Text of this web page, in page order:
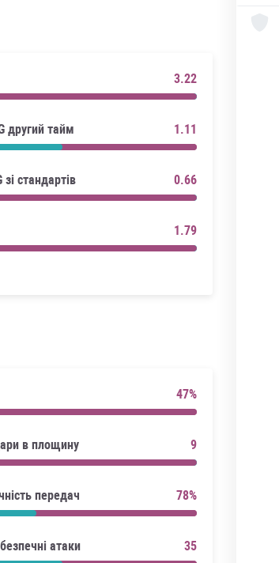
3.22
другий тайм 1.11
зі стандартів 0.66
1.79
47%
в площину 9
передач 78%
атаки 35